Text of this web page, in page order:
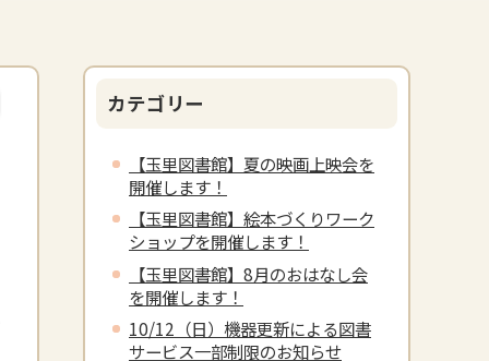
カテゴリー
【玉里図書館】夏の映画上映会を
開催します！
【玉里図書館】絵本づくりワーク
ショップを開催します！
【玉里図書館】8月のおはなし会
を開催します！
10/12（日）機器更新による図書
サービス一部制限のお知らせ